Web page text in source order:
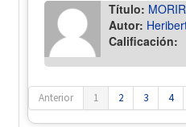
Título:
Autor:
Calificación:
Anterior 1 2 3 4